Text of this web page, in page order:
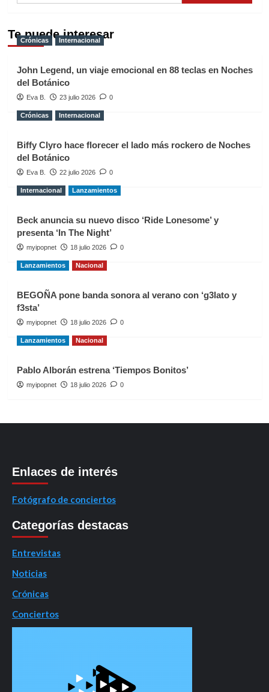
Te puede interesar
Crónicas Internacional
John Legend, un viaje emocional en 88 teclas en Noches
del Botánico
Eva B. 23 julio 2026 0
Crónicas Internacional
Biffy Clyro hace florecer el lado más rockero de Noches
del Botánico
Eva B. 22 julio 2026 0
Internacional Lanzamientos
Beck anuncia su nuevo disco ‘Ride Lonesome’ y
presenta ‘In The Night’
myipopnet 18 julio 2026 0
Lanzamientos Nacional
BEGOÑA pone banda sonora al verano con ‘g3lato y
f3sta’
myipopnet 18 julio 2026 0
Lanzamientos Nacional
Pablo Alborán estrena ‘Tiempos Bonitos’
myipopnet 18 julio 2026 0
Enlaces de interés
Fotógrafo de conciertos
Categorías destacas
Entrevistas
Noticias
Crónicas
Conciertos